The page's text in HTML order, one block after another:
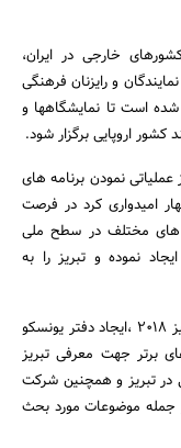
خارجی در ایران،
و رایزنان فرهنگی
است تا نمایشگاهها و
اروپایی برگزار شود.
کمیته تبلیغات و امور بین الملل تبریز 2018از عملیاتی نمودن برنامه های
امیدواری کرد در فرصت
های مختلف در سطح ملی
نموده و تبریز را به
در ادامه این جلسه را ه اندازی سامانه پیامکی تبریز 2018 ،ایجاد دفتر یونسکو
برتر جهت معرفی تبریز
در تبریز و همچنین شرکت
جمله موضوعات مورد بحث